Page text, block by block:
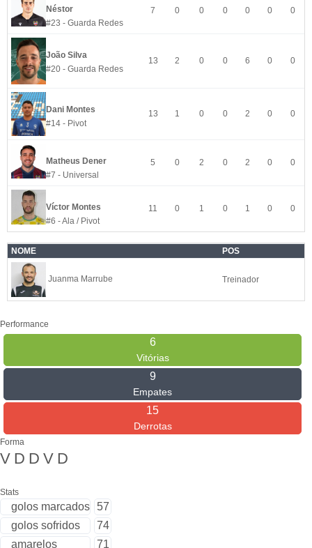
Néstor
#23 - Guarda Redes
7 0 0 0 0 0 0
João Silva
#20 - Guarda Redes
13 2 0 0 6 0 0
Dani Montes
#14 - Pivot
13 1 0 0 2 0 0
Matheus Dener
#7 - Universal
5 0 2 0 2 0 0
Víctor Montes
#6 - Ala / Pivot
11 0 1 0 1 0 0
NOME POS
Juanma Marrube Treinador
Performance
6
Vitórias
9
Empates
15
Derrotas
Forma
V D D V D
Stats
golos marcados
57
golos sofridos
74
amarelos
71